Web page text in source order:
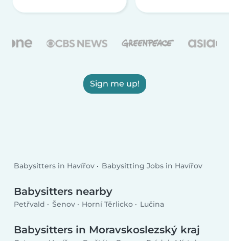
Sign me up!
Babysitters in Havířov Babysitting Jobs in Havířov
Babysitters nearby
Petřvald Šenov Horní Těrlicko Lučina
Babysitters in Moravskoslezský kraj